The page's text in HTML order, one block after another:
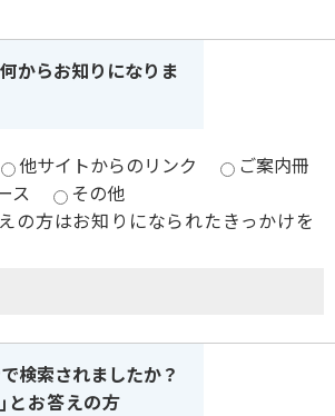
からお知りになりま
他サイトからのリンク
ご案内冊
ス
その他
の方はお知りになられたきっかけを
検索されましたか？
お答えの方